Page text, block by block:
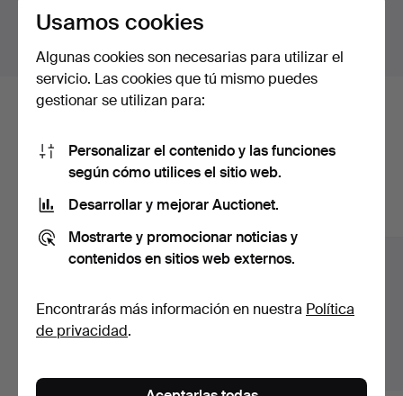
para todas nuestras piezas.
Mostrar lotes fuera de Alemania
nuestro archivo que coinciden con
tu búsqueda.
Mostrar todos los lotes
Usamos cookies
Algunas cookies son necesarias para utilizar el
servicio. Las cookies que tú mismo puedes
gestionar se utilizan para:
Personalizar el contenido y las funciones
según cómo utilices el sitio web.
Desarrollar y mejorar Auctionet.
Mostrarte y promocionar noticias y
contenidos en sitios web externos.
Encontrarás más información en nuestra Política
de privacidad.